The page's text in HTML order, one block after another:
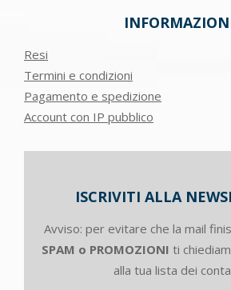
Resi
Termini e condizioni
Pagamento e spedizione
Account con IP pubblico
ISCRIVITI ALLA
Avviso: per evitare che la mail
SPAM o PROMOZIONI ti
alla tua lista dei